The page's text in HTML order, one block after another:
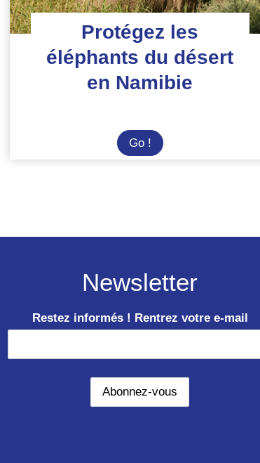
Protégez les
éléphants du désert
en Namibie
Go !Protégez
les
Newsletter
Restez informés ! Rentrez votre e-mail